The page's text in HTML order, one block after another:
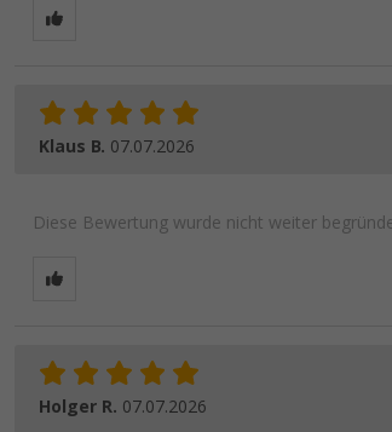
Klaus B. 07.07.2026
Diese Bewertung wurde nicht weiter
Holger R. 07.07.2026